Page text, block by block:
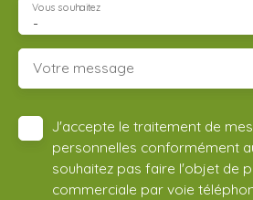
-
Vous souhaitez
Votre message
J'accepte le traitement de
personnelles conformément
souhaitez pas faire l'objet de
commerciale par voie